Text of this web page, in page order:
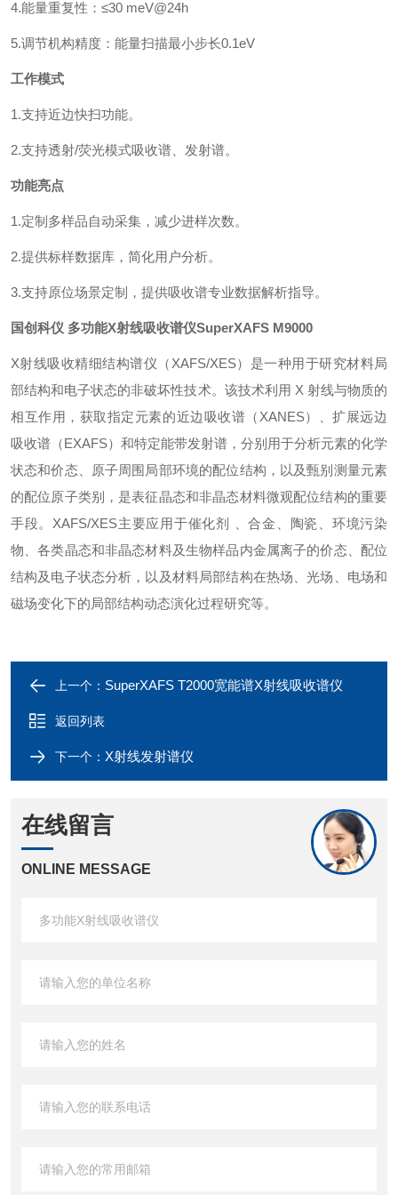
4.能量重复性：≤30 meV@24h
5.调节机构精度：能量扫描最小步长0.1eV
工作模式
1.支持近边快扫功能。
2.支持透射/荧光模式吸收谱、发射谱。
功能亮点
1.定制多样品自动采集，减少进样次数。
2.提供标样数据库，简化用户分析。
3.支持原位场景定制，提供吸收谱专业数据解析指导。
国创科仪 多功能X射线吸收谱仪SuperXAFS M9000
X射线吸收精细结构谱仪（XAFS/XES）是一种用于研究材料局
部结构和电子状态的非破坏性技术。该技术利用 X 射线与物质的
相互作用，获取指定元素的近边吸收谱（XANES）、扩展远边
吸收谱（EXAFS）和特定能带发射谱，分别用于分析元素的化学
状态和价态、原子周围局部环境的配位结构，以及甄别测量元素
的配位原子类别，是表征晶态和非晶态材料微观配位结构的重要
手段。XAFS/XES主要应用于催化剂 、合金、陶瓷、环境污染
物、各类晶态和非晶态材料及生物样品内金属离子的价态、配位
结构及电子状态分析，以及材料局部结构在热场、光场、电场和
磁场变化下的局部结构动态演化过程研究等。
上一个： SuperXAFS T2000宽能谱X射线吸收谱仪
返回列表
下一个： X射线发射谱仪
在线留言
ONLINE MESSAGE